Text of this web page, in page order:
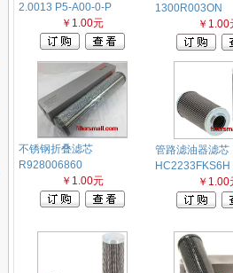
2.0013 P5-A00-0-P
￥1.00元
1300R003ON
￥1.00
不锈钢折叠滤芯
R928006860
￥1.00元
管路滤油器滤芯
HC2233FKS6H
￥1.00